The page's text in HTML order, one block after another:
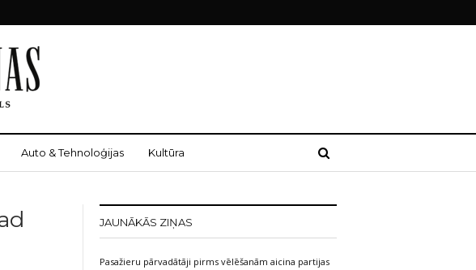
Auto & Tehnoloģijas Kultūra
JAUNĀKĀS ZIŅAS
Pasažieru pārvadātāji pirms vēlēšanām aicina partijas